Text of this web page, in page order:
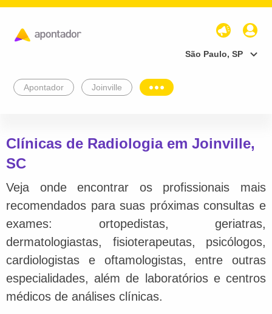
São Paulo, SP
Apontador Joinville
Clínicas de Radiologia em Joinville,
SC
Veja onde encontrar os profissionais mais
recomendados para suas próximas consultas e
exames: ortopedistas, geriatras,
dermatologiastas, fisioterapeutas, psicólogos,
cardiologistas e oftamologistas, entre outras
especialidades, além de laboratórios e centros
médicos de análises clínicas.